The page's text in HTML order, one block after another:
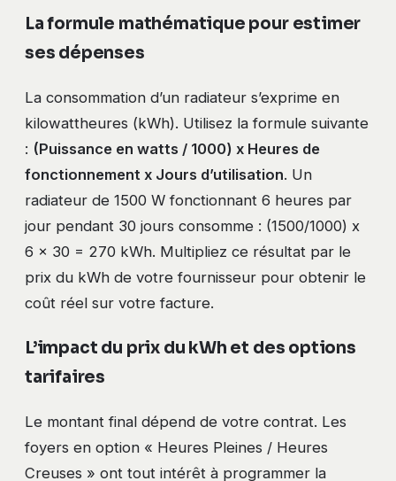
La formule mathématique pour estimer
ses dépenses
La consommation d’un radiateur s’exprime en
kilowattheures (kWh). Utilisez la formule suivante
: (Puissance en watts / 1000) x Heures de
fonctionnement x Jours d’utilisation. Un
radiateur de 1500 W fonctionnant 6 heures par
jour pendant 30 jours consomme : (1500/1000) x
6 x 30 = 270 kWh. Multipliez ce résultat par le
prix du kWh de votre fournisseur pour obtenir le
coût réel sur votre facture.
L’impact du prix du kWh et des options
tarifaires
Le montant final dépend de votre contrat. Les
foyers en option « Heures Pleines / Heures
Creuses » ont tout intérêt à programmer la